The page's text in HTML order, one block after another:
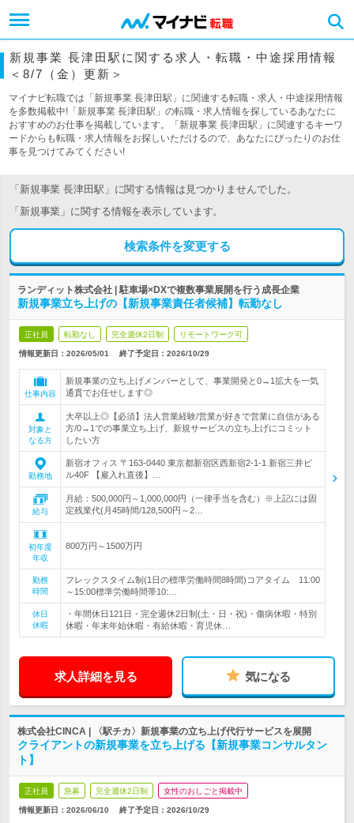
新規事業 長津田駅に関する求人・転職・中途採用情報
＜8/7（金）更新＞
マイナビ転職では「新規事業 長津田駅」に関連する転職・求人・中途採用情報
を多数掲載中!「新規事業 長津田駅」の転職・求人情報を探しているあなたに
おすすめのお仕事を掲載しています。「新規事業 長津田駅」に関連するキーワ
ードからも転職・求人情報をお探しいただけるので、あなたにぴったりのお仕
事を見つけてみてください!
「新規事業 長津田駅」に関する情報は見つかりませんでした。
「新規事業」に関する情報を表示しています。
検索条件を変更する
ランディット株式会社 | 駐車場×DXで複数事業展開を行う成長企業
新規事業立ち上げの【新規事業責任者候補】転勤なし
正社員 転勤なし 完全週休2日制 リモートワーク可
情報更新日：2026/05/01 終了予定日： 2026/10/29
仕事内容
新規事業の立ち上げメンバーとして、事業開発と0→1拡大を一気
通貫でお任せします◎
対象と
なる方
大卒以上◎【必須】法人営業経験/営業が好きで営業に自信がある
方/0→1での事業立ち上げ、新規サービスの立ち上げにコミット
したい方
勤務地
新宿オフィス 〒163-0440 東京都新宿区西新宿2-1-1 新宿三井ビ
ル40F 【雇入れ直後】…
給与
月給：500,000円～1,000,000円（一律手当を含む）※上記には固
定残業代(月45時間/128,500円～2…
初年度
年収
800万円～1500万円
勤務
時間
フレックスタイム制(1日の標準労働時間8時間)コアタイム 11:00
～15:00標準労働時間帯10:…
休日
休暇
・年間休日121日・完全週休2日制(土・日・祝)・傷病休暇・特別
休暇・年末年始休暇・有給休暇・育児休…
求人詳細を見る 気になる
株式会社CINCA | 〈駅チカ〉新規事業の立ち上げ代行サービスを展開
クライアントの新規事業を立ち上げる【新規事業コンサルタン
ト】
正社員 急募 完全週休2日制 女性のおしごと掲載中
情報更新日：2026/06/10 終了予定日： 2026/10/29